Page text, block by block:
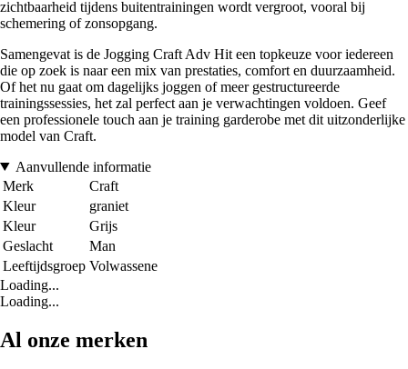
zichtbaarheid tijdens buitentrainingen wordt vergroot, vooral bij
schemering of zonsopgang.
Samengevat is de Jogging Craft Adv Hit een topkeuze voor iedereen
die op zoek is naar een mix van prestaties, comfort en duurzaamheid.
Of het nu gaat om dagelijks joggen of meer gestructureerde
trainingssessies, het zal perfect aan je verwachtingen voldoen. Geef
een professionele touch aan je training garderobe met dit uitzonderlijke
model van Craft.
Aanvullende informatie
Merk
Craft
Kleur
graniet
Kleur
Grijs
Geslacht
Man
Leeftijdsgroep Volwassene
Loading...
Loading...
Al onze merken